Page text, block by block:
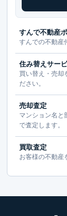
すんで不動産
すんでの不動産
住み替えサー
買い替え・売却
ださい。
売却査定
マンション名と
で査定します。
買取査定
お客様の不動産